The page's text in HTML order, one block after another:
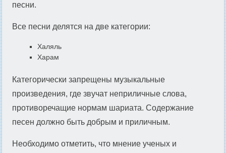
песни.
Все песни делятся на две категории:
Халяль
Харам
Категорически запрещены музыкальные
произведения, где звучат неприличные слова,
противоречащие нормам шариата. Содержание
песен должно быть добрым и приличным.
Необходимо отметить, что мнение ученых и